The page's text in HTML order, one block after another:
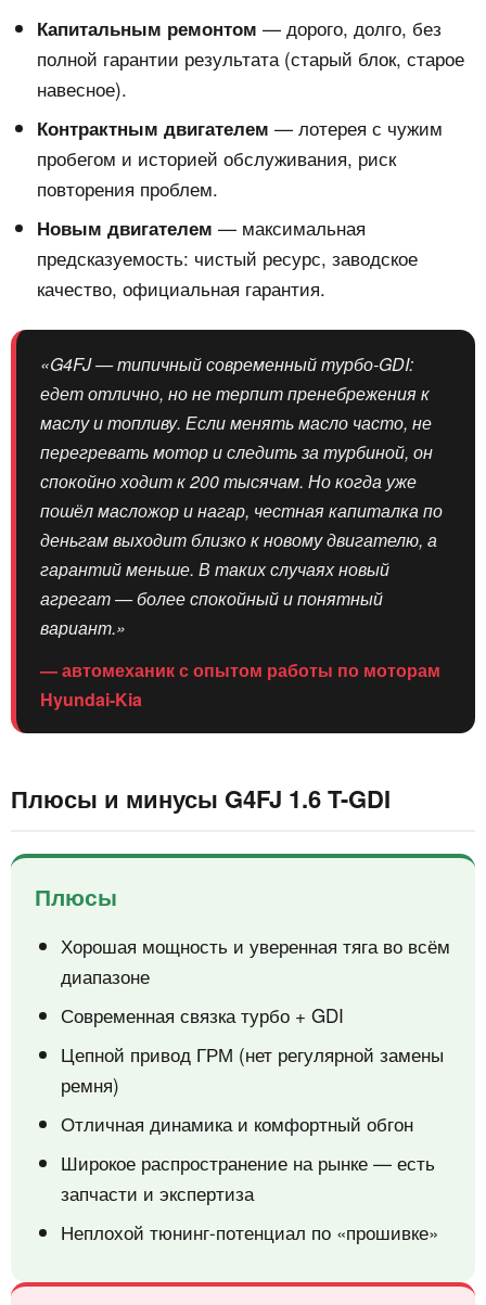
Капитальным ремонтом — дорого, долго, без
полной гарантии результата (старый блок, старое
навесное).
Контрактным двигателем — лотерея с чужим
пробегом и историей обслуживания, риск
повторения проблем.
Новым двигателем — максимальная
предсказуемость: чистый ресурс, заводское
качество, официальная гарантия.
«G4FJ — типичный современный турбо-GDI:
едет отлично, но не терпит пренебрежения к
маслу и топливу. Если менять масло часто, не
перегревать мотор и следить за турбиной, он
спокойно ходит к 200 тысячам. Но когда уже
пошёл масложор и нагар, честная капиталка по
деньгам выходит близко к новому двигателю, а
гарантий меньше. В таких случаях новый
агрегат — более спокойный и понятный
вариант.»
— автомеханик с опытом работы по моторам
Hyundai-Kia
Плюсы и минусы G4FJ 1.6 T-GDI
Плюсы
Хорошая мощность и уверенная тяга во всём
диапазоне
Современная связка турбо + GDI
Цепной привод ГРМ (нет регулярной замены
ремня)
Отличная динамика и комфортный обгон
Широкое распространение на рынке — есть
запчасти и экспертиза
Неплохой тюнинг-потенциал по «прошивке»